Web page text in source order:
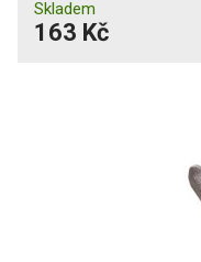
Skladem
163 Kč